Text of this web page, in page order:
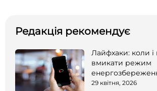
Редакція рекомендує
Лайфхаки: коли і
вмикати режим
смартфоні
29 квітня, 2026